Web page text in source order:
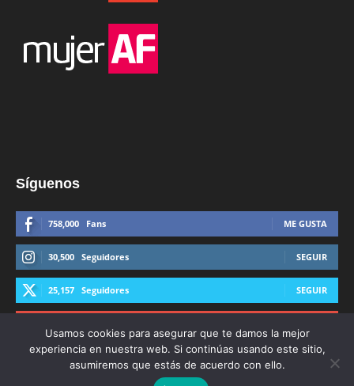
Síguenos
758,000 Fans ME GUSTA
30,500 Seguidores SEGUIR
25,157 Seguidores SEGUIR
Usamos cookies para asegurar que te damos la mejor
experiencia en nuestra web. Si continúas usando este sitio,
asumiremos que estás de acuerdo con ello.